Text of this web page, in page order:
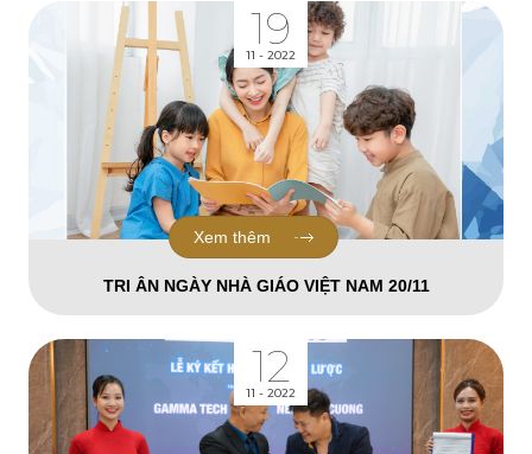
19
11 - 2022
TRI ÂN NGÀY NHÀ GIÁO VIỆT NAM 20/11
Xem thêm
12
11 - 2022